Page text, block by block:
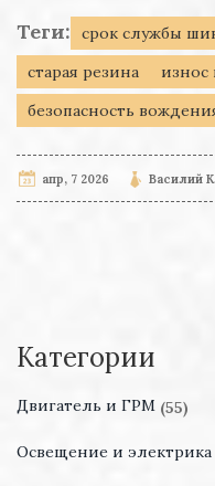
Теги: срок службы
старая резина
износ
безопасность
апр, 7 2026 Василий
Категории
Двигатель и ГРМ (55)
Освещение и электрика